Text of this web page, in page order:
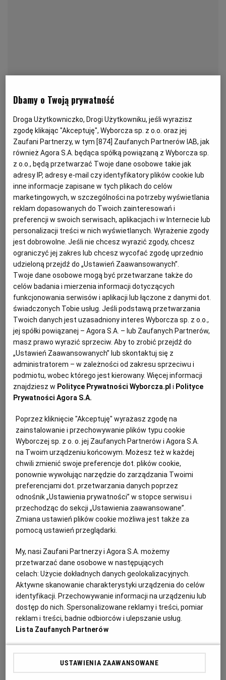
KUCHNIA HISZPAŃSKA
KUCHNIA NIEMIECKA
KALISZ
KIELCE
KOSZALIN
KRAKÓW
LUBLIN
ŁÓDŹ
OLSZTYN
OPOLE
PŁOCK
POZNAŃ
RADOM
RYBNIK
RZESZÓW
SOSNOWIEC
TORUŃ
TRÓJMIASTO
WAŁBRZYCH
WARSZAWA
KSIĄŻKI. MAGAZYN DO CZYTANIA
NASZA EUROPA
SŁÓWKA. MAGAZYN O JĘZYKU
ARCHIWUM
INNE SERWISY
GAZETA.PL
TOK FM
SPORT.PL
PUBLIO.PL
KULTURALNYSKLEP.PL
DZIECKO
ZDROWIE
POGODA
PODRÓŻE
WIDEO
FORUM
Sok po kwaszeniu ogórków możemy oczywiście wypić
– napój ten ma wiele właściwości prozdrowotnych. Jest
między innymi źródłem kwasu mlekowego
wspierającego utrzymanie prawidłowej flory
bakteryjnej. Zawiera też bakterie probiotyczne,
które podnoszą odporność i mają korzystny wpływ na
nasz układ pokarmowy (szczepy żywych bakterii
regulują pracę jelit, wspomagają trawienie i
wchłanianie produktów przemiany materii). Woda po
ogórkach jest również bogata w witaminy, np. grupy B
oraz A, C, E i K oraz minerały, takie jak wapń, potas,
żelazo, cynk, magnez, fosfor oraz sód. Dlatego, jeśli
zostało wam sporo soku po ogórkach, wstawcie go do
lodówki (wytrzyma nawet kilka tygodni) i pijcie* lub
wykorzystujcie do gotowania**.
Jak wykorzystać sok z kiszonych ogórków
w kuchni:
1. Woda po kiszeniu ogórków może służyć do
wzmocnienia smakumało wyrazistej zupy ogórkowej.
Warto dolewać ją też do żurku, białego barszczu oraz
zupy szczawiowej. Sok sprawdzi się również jako
dodatek do niektórych zup kremów – nada im
znakomitą bazę do ogórkowegochłodnika.
2. Ogórkowym sokiem z powodzeniemzastąpimy ocet
lub sok z cytryny, np. szykując czerwony barszcz albo
sos winegret do sałatek.
3. Sok sprawdzi się jakostarter
dolewamy do świeżej zalewy do ogórków, kalafiora lub
Dbamy o Twoją prywatność
Droga Użytkowniczko, Drogi Użytkowniku, jeśli wyrazisz
zgodę klikając "Akceptuję", Wyborcza sp. z o.o. oraz jej
Zaufani Partnerzy, w tym [874] Zaufanych Partnerów IAB, jak
również Agora S.A. będąca spółką powiązaną z Wyborcza sp.
z o.o., będą przetwarzać Twoje dane osobowe takie jak
adresy IP, adresy e-mail czy identyfikatory plików cookie lub
inne informacje zapisane w tych plikach do celów
marketingowych, w szczególności na potrzeby wyświetlania
reklam dopasowanych do Twoich zainteresowań i
preferencji w swoich serwisach, aplikacjach i w Internecie lub
personalizacji treści w nich wyświetlanych. Wyrażenie zgody
jest dobrowolne. Jeśli nie chcesz wyrazić zgody, chcesz
ograniczyć jej zakres lub chcesz wycofać zgodę uprzednio
udzieloną przejdź do „Ustawień Zaawansowanych”.
Twoje dane osobowe mogą być przetwarzane także do
celów badania i mierzenia informacji dotyczących
funkcjonowania serwisów i aplikacji lub łączone z danymi dot.
świadczonych Tobie usług. Jeśli podstawą przetwarzania
Twoich danych jest uzasadniony interes Wyborcza sp. z o.o.,
jej spółki powiązanej – Agora S.A. – lub Zaufanych Partnerów,
masz prawo wyrazić sprzeciw. Aby to zrobić przejdź do
„Ustawień Zaawansowanych” lub skontaktuj się z
administratorem – w zależności od zakresu sprzeciwu i
podmiotu, wobec którego jest kierowany. Więcej informacji
znajdziesz w Polityce Prywatności Wyborcza.pl i Polityce
Prywatności Agora S.A.
Poprzez kliknięcie "Akceptuję" wyrażasz zgodę na
zainstalowanie i przechowywanie plików typu cookie
Wyborczej sp. z o. o. jej Zaufanych Partnerów i Agora S.A.
na Twoim urządzeniu końcowym. Możesz też w każdej
chwili zmienić swoje preferencje dot. plików cookie,
ponownie wywołując narzędzie do zarządzania Twoimi
preferencjami dot. przetwarzania danych poprzez
odnośnik „Ustawienia prywatności” w stopce serwisu i
przechodząc do sekcji „Ustawienia zaawansowane”.
Zmiana ustawień plików cookie możliwa jest także za
pomocą ustawień przeglądarki.
My, nasi Zaufani Partnerzy i Agora S.A. możemy
przetwarzać dane osobowe w następujących
celach:Użycie dokładnych danych geolokalizacyjnych.
Aktywne skanowanie charakterystyki urządzenia do celów
identyfikacji. Przechowywanie informacji na urządzeniu lub
dostęp do nich. Spersonalizowane reklamy i treści, pomiar
reklam i treści, badnie odbiorców i ulepszanie usług.
Lista Zaufanych Partnerów
USTAWIENIA ZAAWANSOWANE